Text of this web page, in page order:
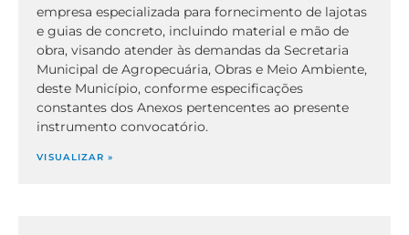
empresa especializada para fornecimento de lajotas
e guias de concreto, incluindo material e mão de
obra, visando atender às demandas da Secretaria
Municipal de Agropecuária, Obras e Meio Ambiente,
deste Município, conforme especificações
constantes dos Anexos pertencentes ao presente
instrumento convocatório.
VISUALIZAR »